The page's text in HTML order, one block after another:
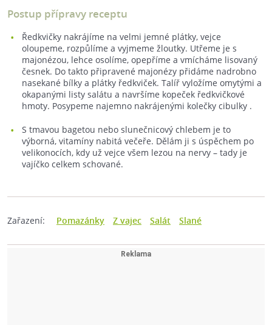
Postup přípravy receptu
Ředkvičky nakrájíme na velmi jemné plátky, vejce
oloupeme, rozpůlíme a vyjmeme žloutky. Utřeme je s
majonézou, lehce osolíme, opepříme a vmícháme lisovaný
česnek. Do takto připravené majonézy přidáme nadrobno
nasekané bílky a plátky ředkviček. Talíř vyložíme omytými a
okapanými listy salátu a navršíme kopeček ředkvičkové
hmoty. Posypeme najemno nakrájenými kolečky cibulky .
S tmavou bagetou nebo slunečnicový chlebem je to
výborná, vitamíny nabitá večeře. Dělám ji s úspěchem po
velikonocích, kdy už vejce všem lezou na nervy – tady je
vajíčko celkem schované.
Zařazení: Pomazánky Z vajec Salát Slané